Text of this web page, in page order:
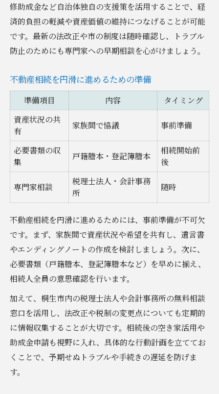
修助成金など自治体独自の支援策を活用することで、経
済的負担の軽減や資産価値の維持につなげることが可能
です。最新の法改正や市の制度は随時確認し、トラブル
防止のためにも専門家への早期相談を心がけましょう。
不動産相続を円滑に進めるための準備
準備項目 内容
タイミング
資産状況の共
有
家族間で協議 事前準備
必要書類の収
集
戸籍謄本・登記簿謄本
相続開始前
後
専門家相談
税理士法人・会計事務
所
随時
不動産相続を円滑に進めるためには、事前準備が不可欠
です。まず、家族間で資産状況や希望を共有し、遺言書
やエンディングノートの作成を検討しましょう。次に、
必要書類（戸籍謄本、登記簿謄本など）を早めに揃え、
相続人全員の意思確認を行います。
加えて、桐生市内の税理士法人や会計事務所の無料相談
窓口を活用し、法改正や税制の変更点についても定期的
に情報収集することが大切です。相続後の空き家活用や
助成金申請も視野に入れ、具体的な行動計画を立ててお
くことで、予期せぬトラブルや手続きの遅延を防げま
す。